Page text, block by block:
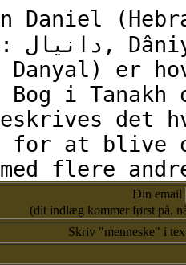
Din email
(dit indlæg kommer først på,
Skriv "menneske" i